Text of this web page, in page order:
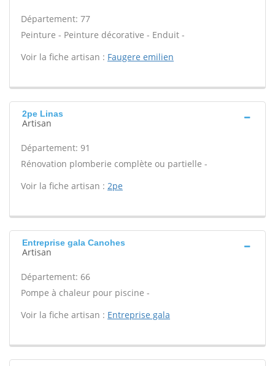
Département: 77
Peinture - Peinture décorative - Enduit -
Voir la fiche artisan : Faugere emilien
2pe Linas
Artisan
Département: 91
Rénovation plomberie complète ou partielle -
Voir la fiche artisan : 2pe
Entreprise gala Canohes
Artisan
Département: 66
Pompe à chaleur pour piscine -
Voir la fiche artisan : Entreprise gala